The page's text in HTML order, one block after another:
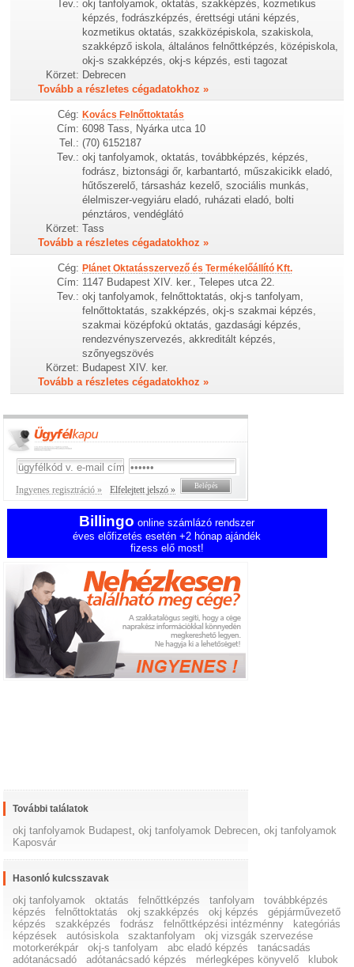
Tev.: okj tanfolyamok, oktatás, szakképzés, kozmetikus
képzés, fodrászképzés, érettségi utáni képzés,
kozmetikus oktatás, szakközépiskola, szakiskola,
szakképző iskola, általános felnőttképzés, középiskola,
okj-s szakképzés, okj-s képzés, esti tagozat
Körzet: Debrecen
Tovább a részletes cégadatokhoz »
Cég: Kovács Felnőttoktatás
Cím: 6098 Tass, Nyárka utca 10
Tel.: (70) 6152187
Tev.: okj tanfolyamok, oktatás, továbbképzés, képzés,
fodrász, biztonsági őr, karbantartó, műszakicikk eladó,
hűtőszerelő, társasház kezelő, szociális munkás,
élelmiszer-vegyiáru eladó, ruházati eladó, bolti
pénztáros, vendéglátó
Körzet: Tass
Tovább a részletes cégadatokhoz »
Cég: Plánet Oktatásszervező és Termékelőállító Kft.
Cím: 1147 Budapest XIV. ker., Telepes utca 22.
Tev.: okj tanfolyamok, felnőttoktatás, okj-s tanfolyam,
felnőttoktatás, szakképzés, okj-s szakmai képzés,
szakmai középfokú oktatás, gazdasági képzés,
rendezvényszervezés, akkreditált képzés,
szőnyegszövés
Körzet: Budapest XIV. ker.
Tovább a részletes cégadatokhoz »
Ingyenes regisztráció » Elfelejtett jelszó »
Billingo online számlázó rendszer
éves előfizetés esetén +2 hónap ajándék
fizess elő most!
További találatok
okj tanfolyamok Budapest,okj tanfolyamok Debrecen,okj tanfolyamok
Kaposvár
Hasonló kulcsszavak
okj tanfolyamok oktatás felnőttképzés tanfolyam
továbbképzés
képzés
felnőttoktatás okj szakképzés okj képzés
gépjárművezető
képzés
szakképzés fodrász felnőttképzési intézménny
kategóriás
képzések
autósiskola szaktanfolyam
okj vizsgák szervezése
motorkerékpár
okj-s tanfolyam abc eladó képzés
tanácsadás
adótanácsadó
adótanácsadó képzés mérlegképes könyvelő klubok